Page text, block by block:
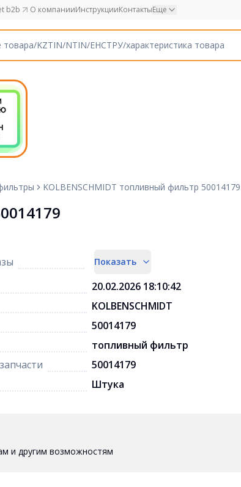
b2b О компанииИнструкцииКонтактыЕще
KOLBENSCHMIDT топливный фильтр 50014179
Показать
20.02.2026 18:10:42
KOLBENSCHMIDT
50014179
топливный фильтр
50014179
Штука
и другим возможностям